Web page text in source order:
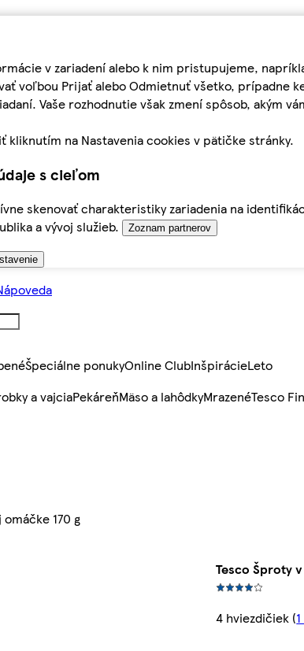
v zariadení alebo k nim pristupujeme,
voľbou Prijať alebo Odmietnuť všetko, prípadne
Vaše rozhodnutie však zmení spôsob, akým
kliknutím na Nastavenia cookies v pätičke stránky.
s cieľom
skenovať charakteristiky zariadenia na
a vývoj služieb.
Zoznam partnerov
Špeciálne ponukyOnline ClubInšpirácieLeto
a vajciaPekáreňMäso a lahôdkyMrazenéTesco
170 g
Tesco Šproty
4 hviezdičiek (